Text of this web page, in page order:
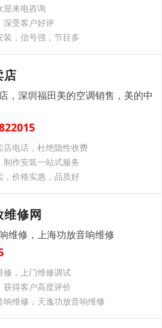
迎来电咨询
深受客户好评
，信号强，节目多
店
，深圳福田美的空调销售，美的中
电话，杜绝隐性收费
作安装一站式服务
，价格实惠，品质好
修网
维修，上海功放音响维修
修，上门维修调试
获得客户高度评价
维修，天逸功放音响维修